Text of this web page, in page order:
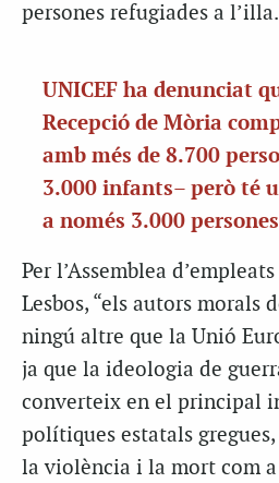
persones refugiades a l’illa.
UNICEF ha denunciat
Recepció de Mòria
amb més de 8.700
3.000 infants– però té
a només 3.000 persones
Per l’Assemblea
Lesbos, “els autors morals
ningú altre que la Unió
ja que la ideologia de
converteix en el principal
polítiques estatals
la violència i la mort com